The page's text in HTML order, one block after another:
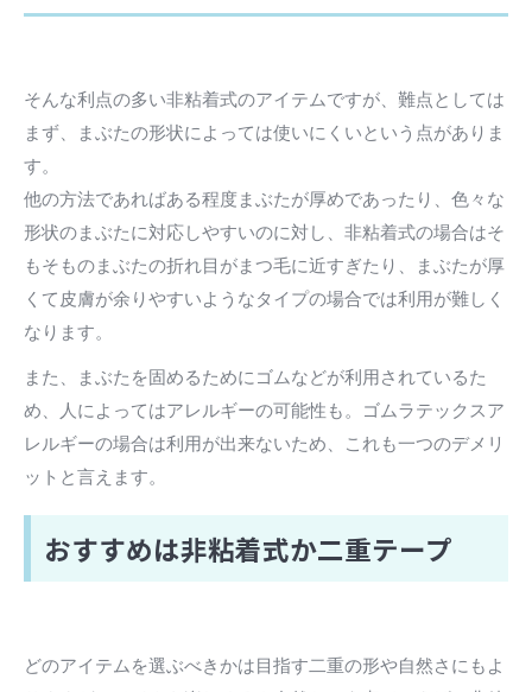
そんな利点の多い非粘着式のアイテムですが、難点としては
まず、まぶたの形状によっては使いにくいという点がありま
す。
他の方法であればある程度まぶたが厚めであったり、色々な
形状のまぶたに対応しやすいのに対し、非粘着式の場合はそ
もそものまぶたの折れ目がまつ毛に近すぎたり、まぶたが厚
くて皮膚が余りやすいようなタイプの場合では利用が難しく
なります。
また、まぶたを固めるためにゴムなどが利用されているた
め、人によってはアレルギーの可能性も。ゴムラテックスア
レルギーの場合は利用が出来ないため、これも一つのデメリ
ットと言えます。
おすすめは非粘着式か二重テープ
どのアイテムを選ぶべきかは目指す二重の形や自然さにもよ